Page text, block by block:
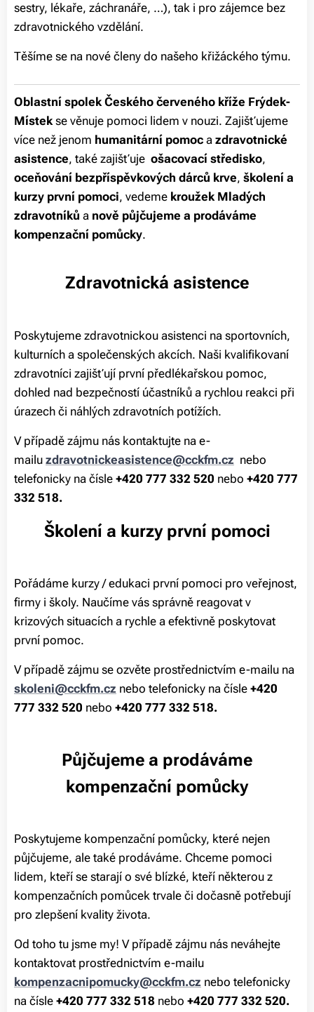
sestry, lékaře, záchranáře, …), tak i pro zájemce bez
zdravotnického vzdělání.
Těšíme se na nové členy do našeho křižáckého týmu.
Oblastní spolek Českého červeného kříže Frýdek-
Místekse věnuje pomoci lidem v nouzi. Zajišťujeme
více než jenom humanitární pomoc a zdravotnické
asistence, také zajišťuje ošacovací středisko,
oceňování bezpříspěvkových dárců krve, školení a
kurzy první pomoci, vedeme kroužek Mladých
zdravotníků a nově půjčujeme a prodáváme
kompenzační pomůcky.
Zdravotnická asistence
Poskytujeme zdravotnickou asistenci na sportovních,
kulturních a společenských akcích. Naši kvalifikovaní
zdravotníci zajišťují první předlékařskou pomoc,
dohled nad bezpečností účastníků a rychlou reakci při
úrazech či náhlých zdravotních potížích.
V případě zájmu nás kontaktujte na e-
mailu zdravotnickeasistence@cckfm.cz nebo
telefonicky na čísle +420 777 332 520 nebo +420 777
332 518.
Školení a kurzy první pomoci
Pořádáme kurzy / edukaci první pomoci pro veřejnost,
firmy i školy. Naučíme vás správně reagovat v
krizových situacích a rychle a efektivně poskytovat
první pomoc.
V případě zájmu se ozvěte prostřednictvím e-mailu na
skoleni@cckfm.cz nebo telefonicky na čísle +420
777 332 520 nebo +420 777 332 518.
Půjčujeme a prodáváme
kompenzační pomůcky
Poskytujeme kompenzační pomůcky, které nejen
půjčujeme, ale také prodáváme. Chceme pomoci
lidem, kteří se starají o své blízké, kteří některou z
kompenzačních pomůcek trvale či dočasně potřebují
pro zlepšení kvality života.
Od toho tu jsme my! V případě zájmu nás neváhejte
kontaktovat prostřednictvím e-mailu
kompenzacnipomucky@cckfm.cz nebo telefonicky
na čísle +420 777 332 518 nebo +420 777 332 520.